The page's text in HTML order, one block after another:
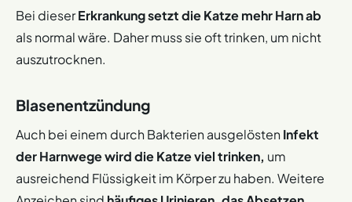
Bei dieserErkrankung setzt die Katze mehr Harn ab
als normal wäre. Daher muss sie oft trinken, um nicht
auszutrocknen.
Blasenentzündung
Auch bei einem durch Bakterien ausgelöstenInfekt
der Harnwege wird die Katze viel trinken, um
ausreichend Flüssigkeit im Körper zu haben. Weitere